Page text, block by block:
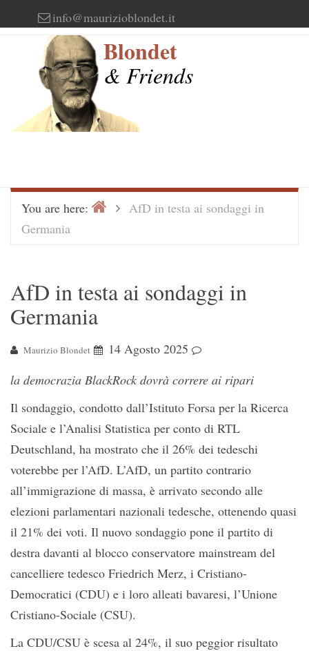
to
info@maurizioblondet.it
Blondet
& Friends
You are here: HomeAfD in testa ai sondaggi in
Germania
AfD in testa ai sondaggi in
Germania
Maurizio Blondet
14 Agosto 2025
la democrazia BlackRock dovrà correre ai ripari
Il sondaggio, condotto dall’Istituto Forsa per la Ricerca
Sociale e l’Analisi Statistica per conto di RTL
Deutschland, ha mostrato che il 26% dei tedeschi
voterebbe per l’AfD. L’AfD, un partito contrario
all’immigrazione di massa, è arrivato secondo alle
elezioni parlamentari nazionali tedesche, ottenendo quasi
il 21% dei voti. Il nuovo sondaggio pone il partito di
destra davanti al blocco conservatore mainstream del
cancelliere tedesco Friedrich Merz, i Cristiano-
Democratici (CDU) e i loro alleati bavaresi, l’Unione
Cristiano-Sociale (CSU).
La CDU/CSU è scesa al 24%, il suo peggior risultato